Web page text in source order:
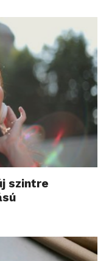
szintre